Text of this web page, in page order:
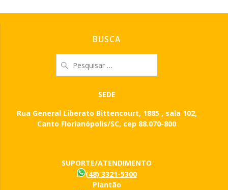
BUSCA
por:
SEDE
Rua General Liberato Bittencourt, 1885 , sala 102,
Canto Florianópolis/SC, cep 88.070-800
SUPORTE/ATENDIMENTO
(48) 3321-5300
Plantão